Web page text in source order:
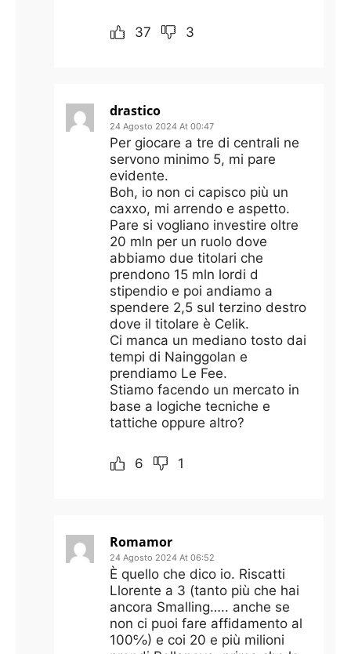
37 3
drastico
24 Agosto 2024 At 00:47
Per giocare a tre di centrali ne
servono minimo 5, mi pare
evidente.
Boh, io non ci capisco più un
caxxo, mi arrendo e aspetto.
Pare si vogliano investire oltre
20 mln per un ruolo dove
abbiamo due titolari che
prendono 15 mln lordi d
stipendio e poi andiamo a
spendere 2,5 sul terzino destro
dove il titolare è Celik.
Ci manca un mediano tosto dai
tempi di Nainggolan e
prendiamo Le Fee.
Stiamo facendo un mercato in
base a logiche tecniche e
tattiche oppure altro?
6 1
Romamor
24 Agosto 2024 At 06:52
È quello che dico io. Riscatti
Llorente a 3 (tanto più che hai
ancora Smalling….. anche se
non ci puoi fare affidamento al
100℅) e coi 20 e più milioni